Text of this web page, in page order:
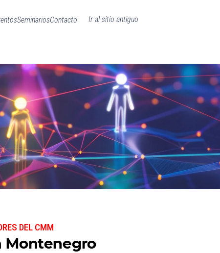
SeminariosContacto Ir al sitio antiguo
DEL CMM
Montenegro